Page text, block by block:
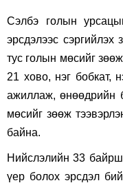
Сэлбэ голын
эрсдэлээс
тус голын мөсийг
21 хово, нэг бобкат,
ажиллаж, өнөөдрийн
мөсийг зөөж
байна.
Нийслэлийн 33
үер болох эрсдэл